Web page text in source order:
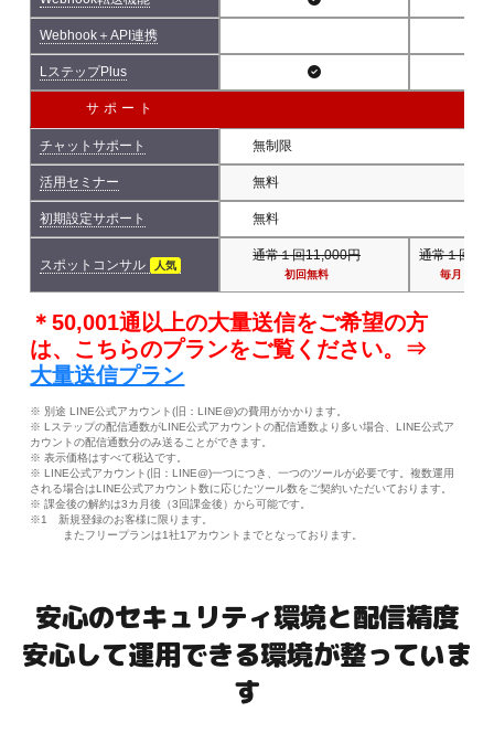
Webhook＋API連携
LステップPlus
サポート
チャットサポート 無制限
活用セミナー 無料
初期設定サポート 無料
スポットコンサル 人気
通常１回11,000円
初回無料
通常１回
毎月１回
＊50,001通以上の大量送信をご希望の方
は、こちらのプランをご覧ください。⇒
大量送信プラン
※ 別途 LINE公式アカウント(旧：LINE@)の費用がかかります。
※ Lステップの配信通数がLINE公式アカウントの配信通数より多い場合、LINE公式ア
カウントの配信通数分のみ送ることができます。
※ 表示価格はすべて税込です。
※ LINE公式アカウント(旧：LINE@)一つにつき、一つのツールが必要です。複数運用
される場合はLINE公式アカウント数に応じたツール数をご契約いただいております。
※ 課金後の解約は3カ月後（3回課金後）から可能です。
※1 新規登録のお客様に限ります。
またフリープランは1社1アカウントまでとなっております。
安心のセキュリティ環境と配信精度
安心して運用できる環境が整っていま
す